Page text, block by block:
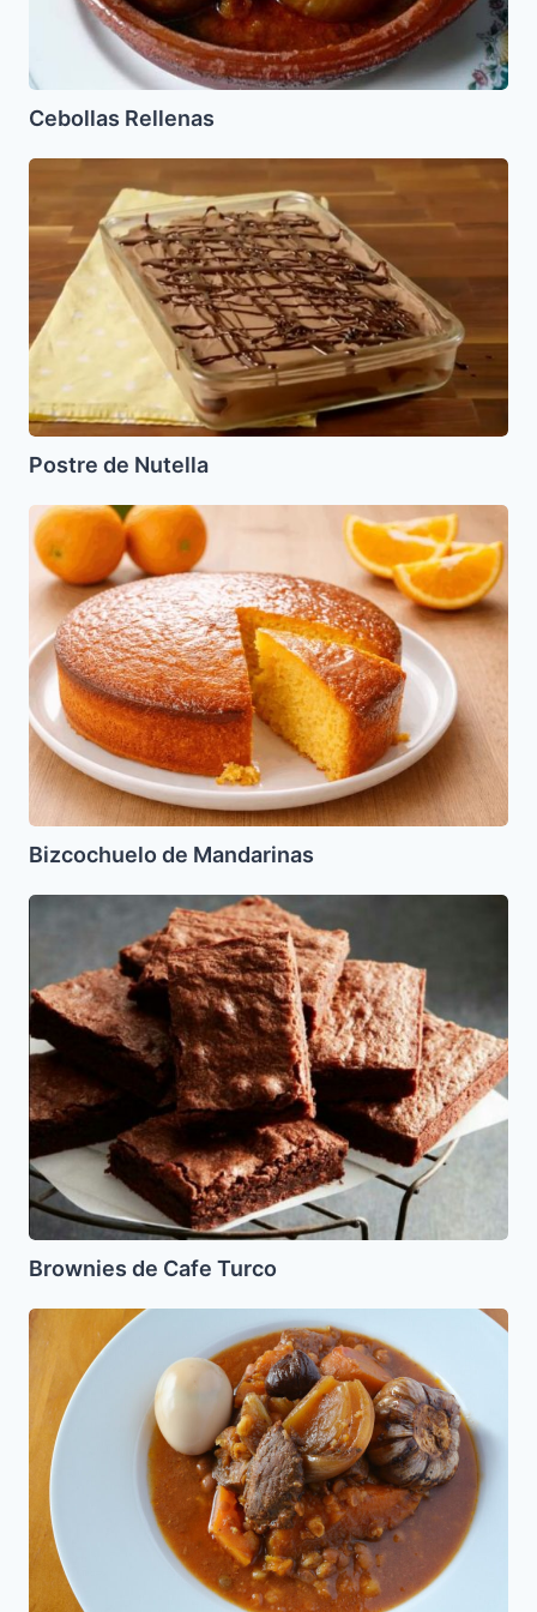
Cebollas Rellenas
Postre
Nutella
Postre de Nutella
Bizcochuelo
de
Mandarinas
Bizcochuelo de Mandarinas
Brownies
Turco
Brownies de Cafe Turco
Adafina
de
Tanger